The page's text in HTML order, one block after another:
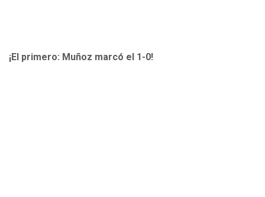
¡El primero: Muñoz marcó el 1-0!